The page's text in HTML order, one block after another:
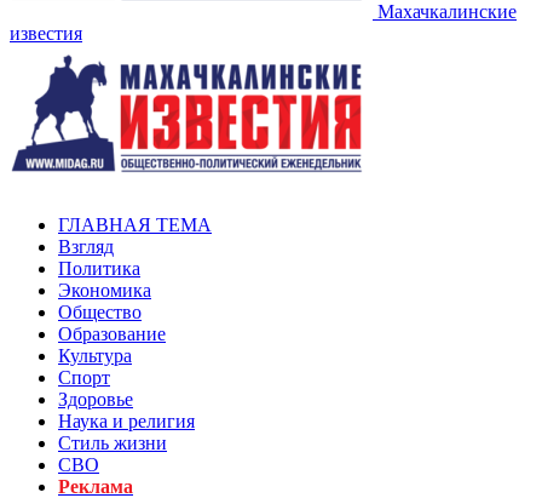
Махачкалинские
известия
ГЛАВНАЯ ТЕМА
Взгляд
Политика
Экономика
Общество
Образование
Культура
Спорт
Здоровье
Наука и религия
Стиль жизни
СВО
Реклама